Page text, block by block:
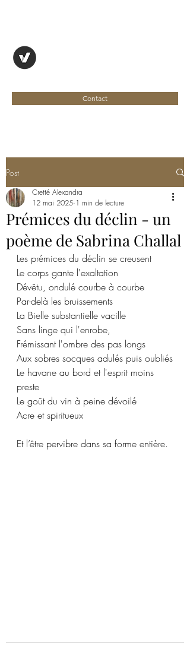
Contact
Post
Prémices du déclin - un
poème de Sabrina Challal
Cretté Alexandra
12 mai 2025 1 min de lecture
Les prémices du déclin se creusent
Le corps gante l'exaltation
Dévêtu, ondulé courbe à courbe
Par-delà les bruissements
La Bielle substantielle vacille
Sans linge qui l'enrobe,
Frémissant l'ombre des pas longs
Aux sobres socques adulés puis oubliés
Le havane au bord et l'esprit moins
preste
Le goût du vin à peine dévoilé
Acre et spiritueux
Et l’être pervibre dans sa forme entière.